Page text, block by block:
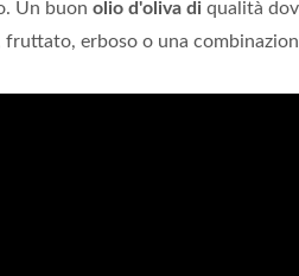
Un buon olio d'oliva di qualità
fruttato, erboso o una